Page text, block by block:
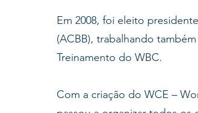
Em 2008, foi eleito
(ACBB), trabalhando
Treinamento do WBC.
Com a criação do WCE –